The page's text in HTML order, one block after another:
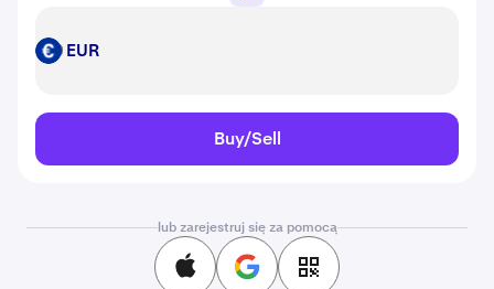
EUR EUR
Buy/Sell
lub zarejestruj się za pomocą